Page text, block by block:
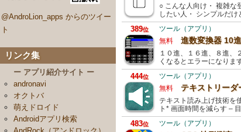
@AndroLion_apps からのツイー
ト
リンク集
ー アプリ紹介サイト ー
andronavi
オクトバ
萌えドロイド
Androidアプリ検索
○ こんな人向け・ 複雑な
したい人・ シンプルだ
389位 ツール（アプリ）
無料 進数変換器 10
１０進、１６進、８進、
くなるとエラーになり
444位 ツール（アプリ）
無料 テキストリーダ
テキスト読み上げ技術を
ト* 画面時間を減らす –
483位 ツール（アプリ）